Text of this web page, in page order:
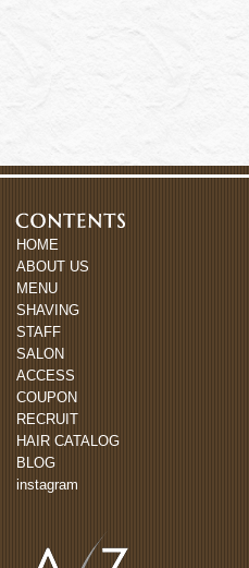
HOME
ABOUT US
MENU
SHAVING
STAFF
SALON
ACCESS
COUPON
RECRUIT
HAIR CATALOG
BLOG
instagram